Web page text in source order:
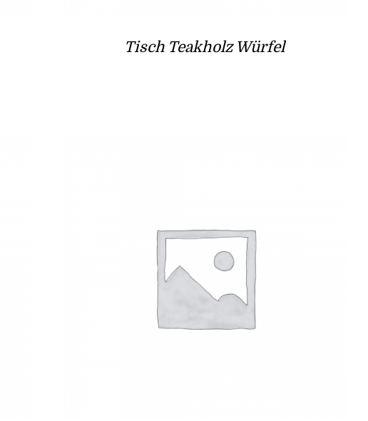
Tisch Teakholz Würfel